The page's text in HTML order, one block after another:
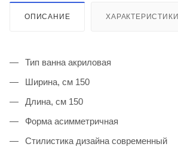
ОПИСАНИЕ ХАРАКТЕРИСТИКИ
Тип ванна акриловая
Ширина, см 150
Длина, см 150
Форма асимметричная
Стилистика дизайна современный